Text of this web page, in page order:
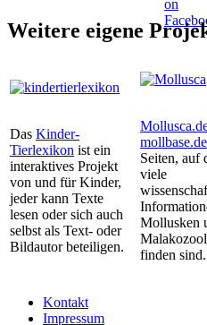
Weitere eigene
Das Kinder-
Tierlexikon ist ein
interaktives Projekt
von und für Kinder,
jeder kann Texte
lesen oder sich auch
selbst als Text- oder
Bildautor beteiligen.
mollbase.de
Seiten, auf
viele
Mollusken
finden sind.
Kontakt
Impressum